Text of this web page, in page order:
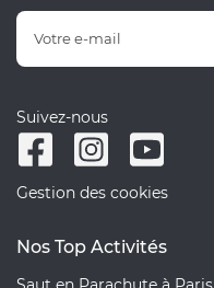
Suivez-nous
Gestion des cookies
Nos Top Activités